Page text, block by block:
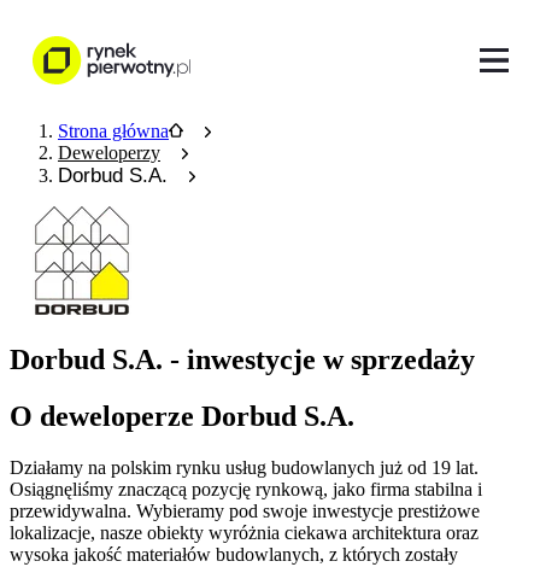
Strona główna
Deweloperzy
Dorbud S.A.
Dorbud S.A. - inwestycje w sprzedaży
O deweloperze Dorbud S.A.
Działamy na polskim rynku usług budowlanych już od 19 lat.
Osiągnęliśmy znaczącą pozycję rynkową, jako firma stabilna i
przewidywalna. Wybieramy pod swoje inwestycje prestiżowe
lokalizacje, nasze obiekty wyróżnia ciekawa architektura oraz
wysoka jakość materiałów budowlanych, z których zostały